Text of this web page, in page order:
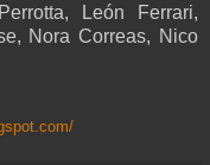
León Ferrari,
Nora Correas, Nico